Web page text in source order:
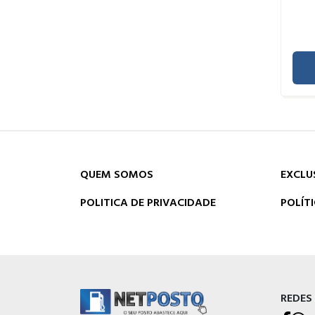
QUEM SOMOS
POLITICA DE PRIVACIDADE